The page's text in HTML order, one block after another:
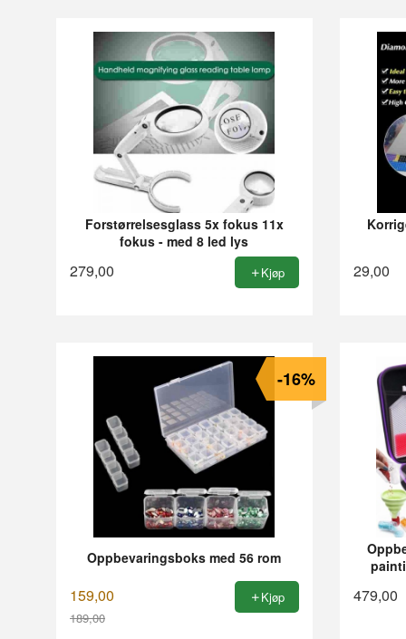
Forstørrelsesglass 5x fokus 11x
fokus - med 8 led lys
279,00 Kjøp 29,00
Oppbevaringsboks med 56 rom
159,00
189,00
-16%
Kjøp 479,00